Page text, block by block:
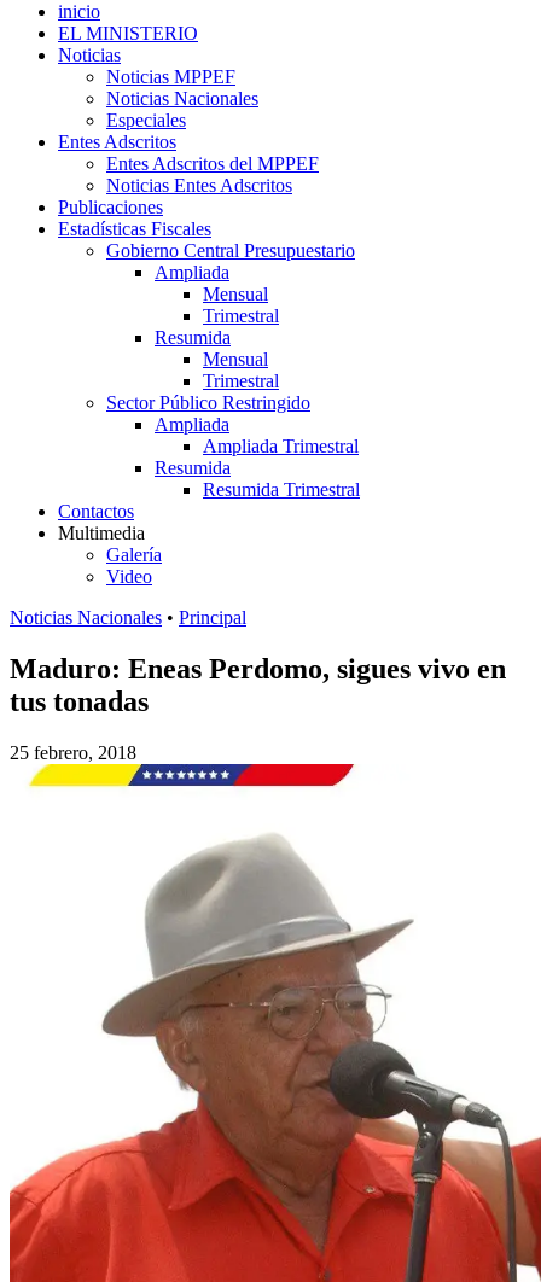
inicio
EL MINISTERIO
Noticias
Noticias MPPEF
Noticias Nacionales
Especiales
Entes Adscritos
Entes Adscritos del MPPEF
Noticias Entes Adscritos
Publicaciones
Estadísticas Fiscales
Gobierno Central Presupuestario
Ampliada
Mensual
Trimestral
Resumida
Mensual
Trimestral
Sector Público Restringido
Ampliada
Ampliada Trimestral
Resumida
Resumida Trimestral
Contactos
Multimedia
Galería
Video
Noticias Nacionales • Principal
Maduro: Eneas Perdomo, sigues vivo en
tus tonadas
25 febrero, 2018